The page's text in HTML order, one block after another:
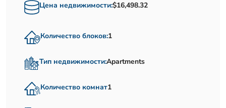
Цена недвижимости:$16,498.32
Количество блоков:1
Тип недвижимости:Apartments
Количество комнат1